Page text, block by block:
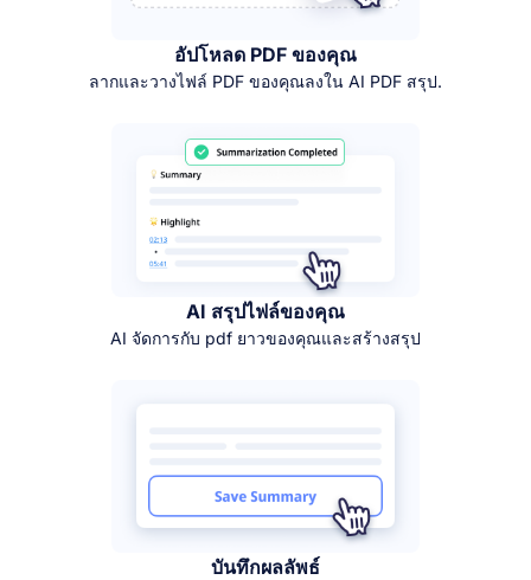
อัปโหลด PDF ของคุณ
ลากและวางไฟล์ PDF ของคุณลงใน AI PDF สรุป.
AI สรุปไฟล์ของคุณ
AI จัดการกับ pdf ยาวของคุณและสร้างสรุป
บันทึกผลลัพธ์